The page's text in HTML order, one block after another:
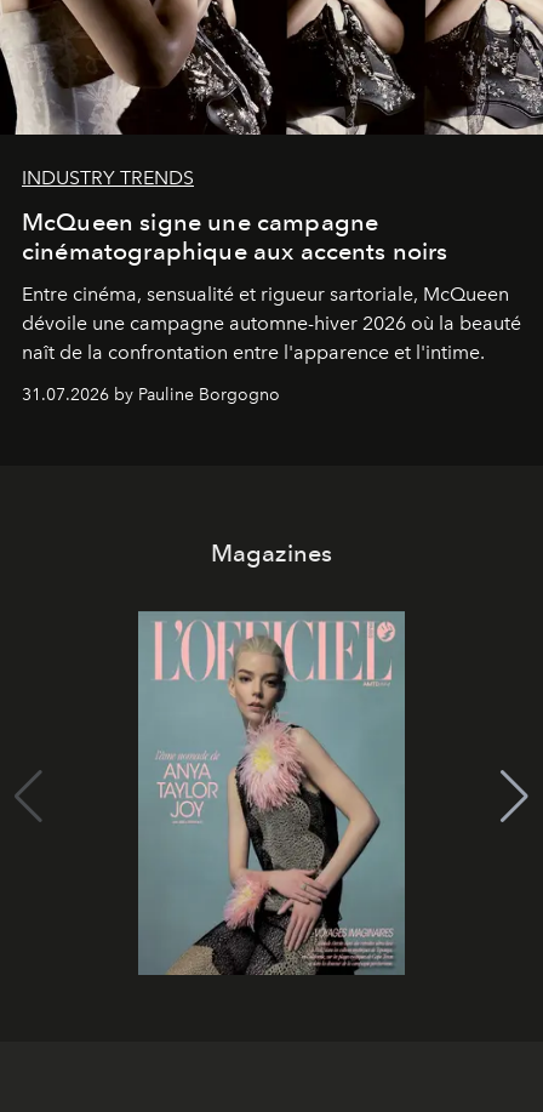
INDUSTRY TRENDS
McQueen signe une campagne
cinématographique aux accents noirs
Entre cinéma, sensualité et rigueur sartoriale, McQueen
dévoile une campagne automne-hiver 2026 où la beauté
naît de la confrontation entre l'apparence et l'intime.
31.07.2026 by Pauline Borgogno
Magazines